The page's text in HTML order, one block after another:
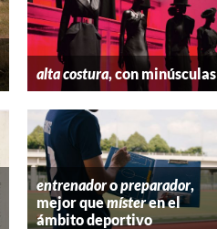
alta costura, con minúsculas
entrenadoropreparador,
mejor quemísteren el
ámbito deportivo